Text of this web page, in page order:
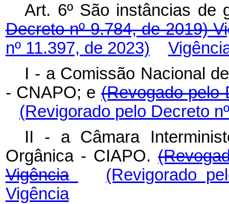
Art. 6º São instâncias de
Decreto nº 9.784, de 2019)
nº 11.397, de 2023)
I - a Comissão Nacional
- CNAPO; e(Revogado pelo
(Revigorado pelo Decreto
II - a Câmara
Orgânica - CIAPO.
Vigência
(Revigorado
Vigência